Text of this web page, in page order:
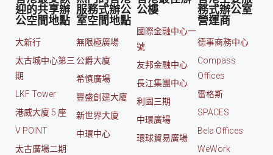
迎的共享辦
公空間地點
大新行
太古城中心第三
期
LKF Tower
港威大廈 5 座
V POINT
太古廣場二期
服務式辦公
室空間地點
無限極廣場
公爵大廈
希慎廣場
豐盛創建大廈
新世界大廈
中環中心
公樓
國際金融中心一
號
友邦金融中心
長江集團中心
利園三期
中環廣場
環球貿易廣場
務式辦公室
營運商
德事商務中心
Compass
Offices
雷格斯
SPACES
Bela Offices
WeWork